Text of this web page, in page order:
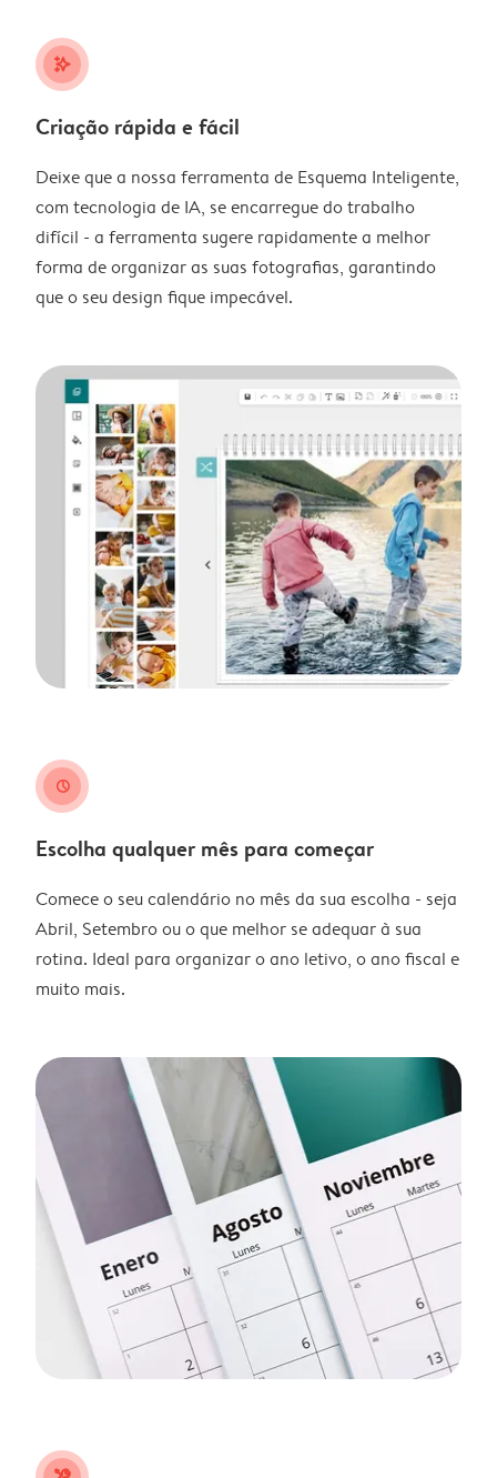
stars_plus
Criação rápida e fácil
Deixe que a nossa ferramenta de Esquema Inteligente,
com tecnologia de IA, se encarregue do trabalho
difícil - a ferramenta sugere rapidamente a melhor
forma de organizar as suas fotografias, garantindo
que o seu design fique impecável.
clock
Escolha qualquer mês para começar
Comece o seu calendário no mês da sua escolha - seja
Abril, Setembro ou o que melhor se adequar à sua
rotina. Ideal para organizar o ano letivo, o ano fiscal e
muito mais.